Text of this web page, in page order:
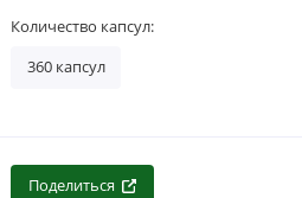
Количество капсул:
360 капсул
Поделиться